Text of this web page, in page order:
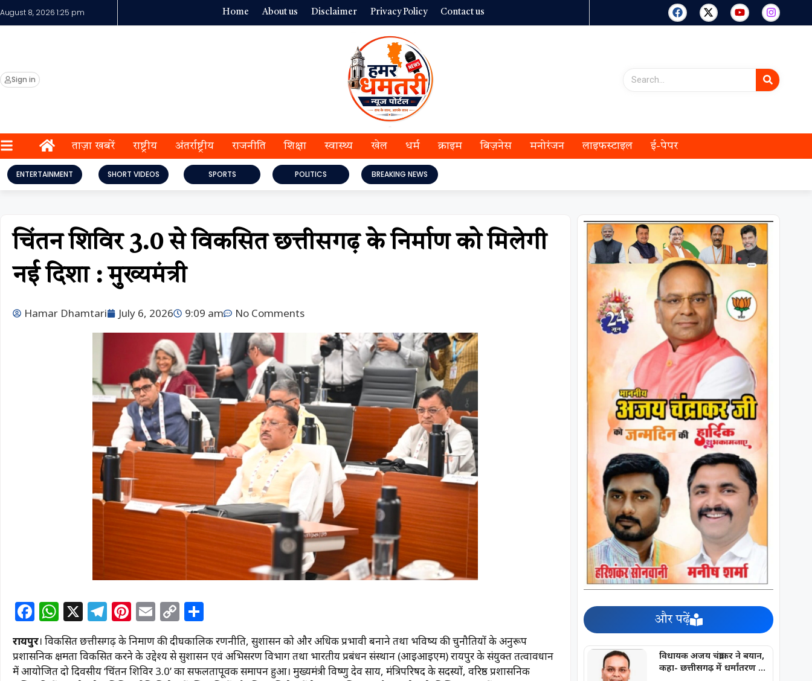
August 8, 2026 1:25 pm Home About us Disclaimer Privacy Policy Contact us
Sign in
ताज़ा खबरें राष्ट्रीय अंतर्राष्ट्रीय राजनीति शिक्षा स्वास्थ्य खेल धर्म क्राइम बिज़नेस मनोरंजन लाइफस्टाइल ई-पेपर
ENTERTAINMENT SHORT VIDEOS SPORTS POLITICS BREAKING NEWS
चिंतन शिविर 3.0 से विकसित छत्तीसगढ़ के निर्माण को मिलेगी
नई दिशा : मुख्यमंत्री
Hamar Dhamtari July 6, 2026 9:09 am No Comments
F
a
c
e
W
h
at
s
X T
el
e
g
Pi
n
te
re
E
m
ai
l
C
p
y
h
ar
e
रायपुर। विकसित छत्तीसगढ़ के निर्माण की दीर्घकालिक रणनीति, सुशासन को और अधिक प्रभावी बनाने तथा भविष्य की चुनौतियों के अनुरूप
प्रशासनिक क्षमता विकसित करने के उद्देश्य से सुशासन एवं अभिसरण विभाग तथा भारतीय प्रबंधन संस्थान (आईआईएम) रायपुर के संयुक्त तत्वावधान
में आयोजित दो दिवसीय ‘चिंतन शिविर 3.0’ का सफलतापूर्वक समापन हुआ। मुख्यमंत्री विष्णु देव साय, मंत्रिपरिषद के सदस्यों, वरिष्ठ प्रशासनिक
और पढ़ें
विधायक अजय चंद्राकर ने बयान,
कहा- छत्तीसगढ़ में धर्मांतरण के